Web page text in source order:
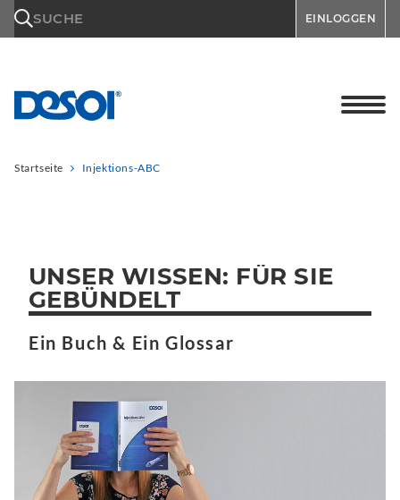
SUCHE EINLOGGEN
Startseite Injektions-ABC
UNSER WISSEN: FÜR SIE
GEBÜNDELT
Ein Buch & Ein Glossar